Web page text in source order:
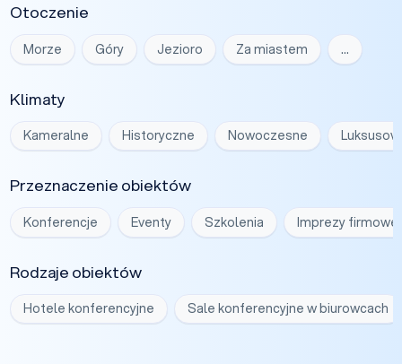
Otoczenie
Morze Góry Jezioro Za miastem …
Klimaty
Kameralne Historyczne Nowoczesne
Przeznaczenie obiektów
Konferencje Eventy Szkolenia Imprezy firmowe
Rodzaje obiektów
Hotele konferencyjne Sale konferencyjne w biurowcach